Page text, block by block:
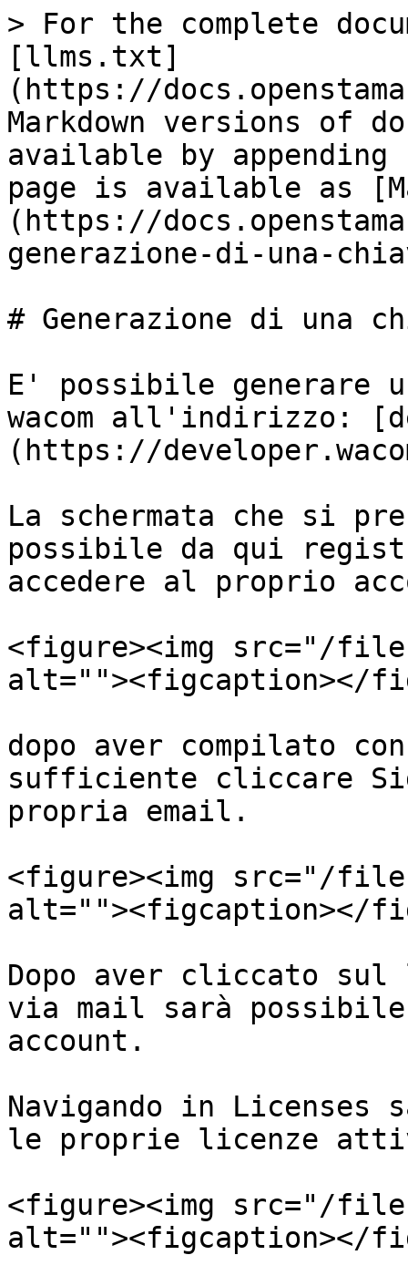
> For the complete
[llms.txt]
(https://
Markdown versions of
available by
page is available as
(https://
generazione-di-una-
# Generazione di una
E' possibile generare
wacom all'indirizzo:
(https://
La schermata che si
possibile da qui
accedere al proprio
<figure><img src="/
alt=""><figcaption></
dopo aver compilato
sufficiente cliccare
propria email.
<figure><img src="/files/
alt=""><figcaption></
Dopo aver cliccato
via mail sarà
account.
Navigando in
le proprie licenze
<figure><img src="/files/
alt=""><figcaption></